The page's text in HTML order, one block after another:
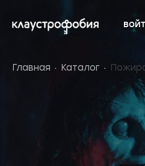
Главная Каталог